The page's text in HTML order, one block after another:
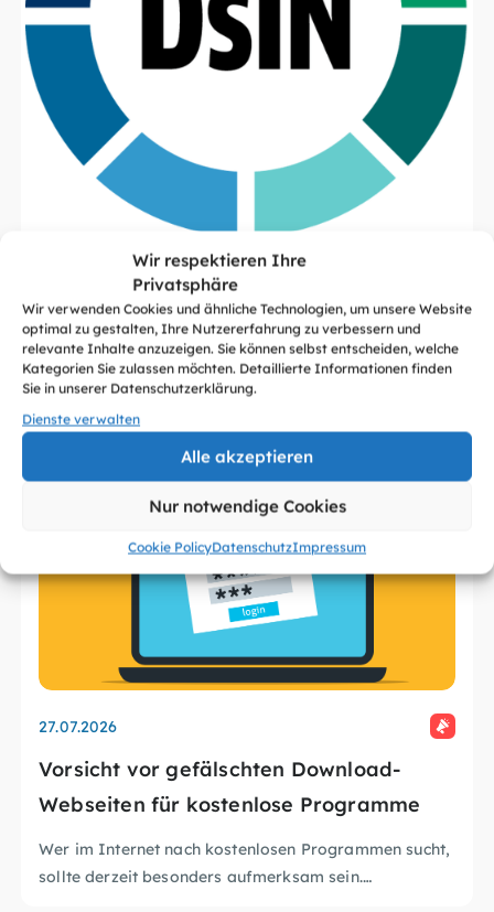
Wir respektieren Ihre
Privatsphäre
Wir verwenden Cookies und ähnliche Technologien, um unsere Website
optimal zu gestalten, Ihre Nutzererfahrung zu verbessern und
relevante Inhalte anzuzeigen. Sie können selbst entscheiden, welche
Kategorien Sie zulassen möchten. Detaillierte Informationen finden
Sie in unserer Datenschutzerklärung.
Dienste verwalten
Alle akzeptieren
Nur notwendige Cookies
Cookie PolicyDatenschutzImpressum
Neueste Artikel
Alle sehen
27.07.2026
Vorsicht vor gefälschten Download-
Webseiten für kostenlose Programme
Wer im Internet nach kostenlosen Programmen sucht,
sollte derzeit besonders aufmerksam sein.